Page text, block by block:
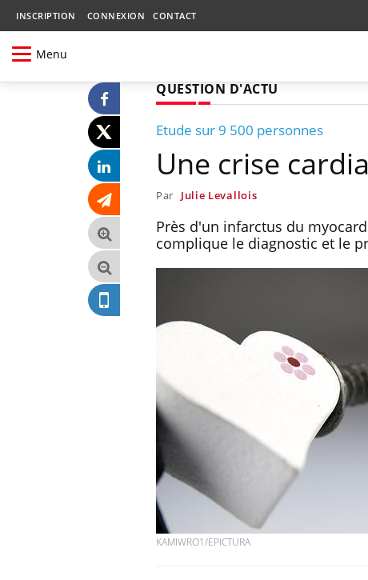
INSCRIPTION CONNEXION CONTACT
Menu
QUESTION D'ACTU
Etude sur 9 500 personnes
Une crise
Par Julie Levallois
Près d'un infarctus du
complique le diagnostic et le
KAMIWRO1/EPICTURA
Les troubles du sommeil
modifient votre cerveau !
Mon enfant est-il trop
sensible ou simplement
très empathique ?